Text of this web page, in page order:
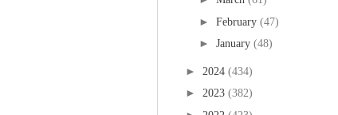
► February (47)
► January (48)
► 2024 (434)
► 2023 (382)